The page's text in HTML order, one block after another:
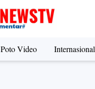
Poto Video Internasional